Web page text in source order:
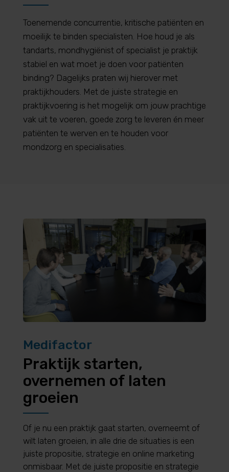
Toenemende concurrentie, kritische patiënten en
moeilijk te binden specialisten. Hoe houd je als
tandarts, mondhygiënist of specialist je praktijk
stabiel en wat moet je doen voor patiënten
binding? Dagelijks praten wij hierover met
praktijkhouders. Met de juiste strategie en
praktijkvoering is het mogelijk om jouw prachtige
vak uit te voeren, goede zorg te leveren én meer
patiënten te werven en te houden voor
mondzorg en specialisaties.
Medifactor
Praktijk starten,
overnemen of laten
groeien
Of je nu een praktijk gaat starten, overneemt of
wilt laten groeien, in alle drie de situaties is een
juiste propositie, strategie en online marketing
onmisbaar. Met de juiste propositie en strategie